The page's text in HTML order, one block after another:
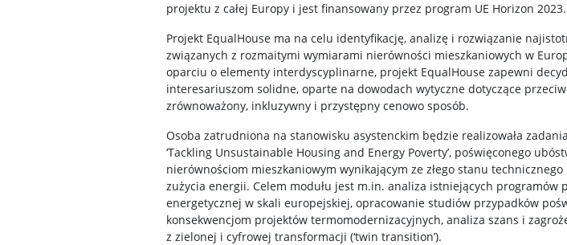
projektu z całej Europy i jest finansowany przez program UE Horizon 2023.
Projekt EqualHouse ma na celu identyfikację, analizę i rozwiązanie
związanych z rozmaitymi wymiarami nierówności mieszkaniowych w
oparciu o elementy interdyscyplinarne, projekt EqualHouse zapewni
interesariuszom solidne, oparte na dowodach wytyczne dotyczące
zrównoważony, inkluzywny i przystępny cenowo sposób.
Osoba zatrudniona na stanowisku asystenckim będzie realizowała
‘Tackling Unsustainable Housing and Energy Poverty’, poświęconego
nierównościom mieszkaniowym wynikającym ze złego stanu
zużycia energii. Celem modułu jest m.in. analiza istniejących programów
energetycznej w skali europejskiej, opracowanie studiów przypadków
konsekwencjom projektów termomodernizacyjnych, analiza szans i
z zielonej i cyfrowej transformacji (‘twin transition’).